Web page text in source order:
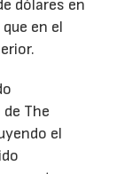
dólares en
en el
The
el